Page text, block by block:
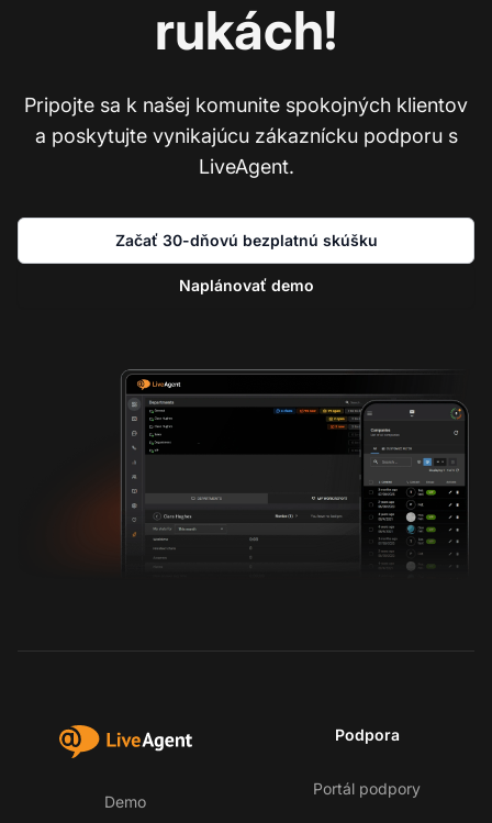
rukách!
Pripojte sa k našej komunite spokojných klientov
a poskytujte vynikajúcu zákaznícku podporu s
LiveAgent.
Začať 30-dňovú bezplatnú skúšku
Naplánovať demo
Demo
Podpora
Portál podpory